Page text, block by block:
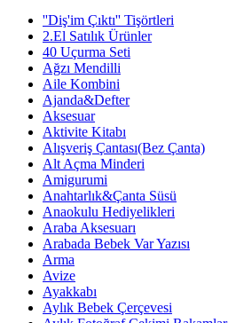
''Diş'im Çıktı'' Tişörtleri
2.El Satılık Ürünler
40 Uçurma Seti
Ağzı Mendilli
Aile Kombini
Ajanda&Defter
Aksesuar
Aktivite Kitabı
Alışveriş Çantası(Bez Çanta)
Alt Açma Minderi
Amigurumi
Anahtarlık&Çanta Süsü
Anaokulu Hediyelikleri
Araba Aksesuarı
Arabada Bebek Var Yazısı
Arma
Avize
Ayakkabı
Aylık Bebek Çerçevesi